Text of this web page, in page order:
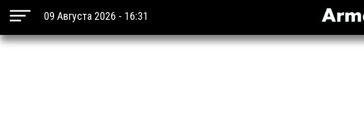
09 Августа 2026 - 16:31